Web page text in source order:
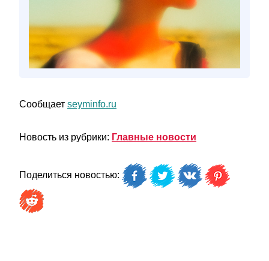
Сообщает seyminfo.ru
Новость из рубрики: Главные новости
Поделиться новостью: